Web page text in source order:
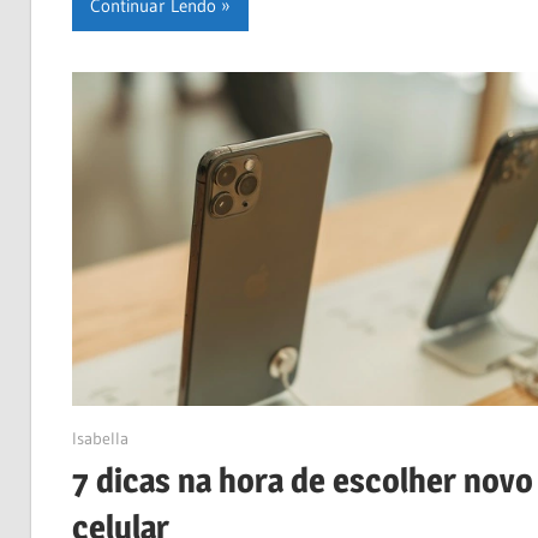
Continuar Lendo
21/03/2023
Isabella
7 dicas na hora de escolher novo
celular